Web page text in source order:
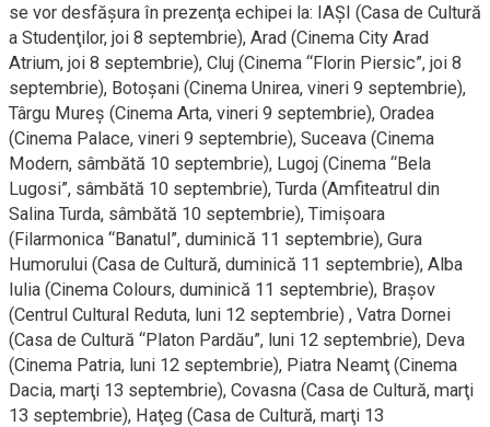
se vor desfăşura în prezenţa echipei la: IAŞI (Casa de Cultură
a Studenţilor, joi 8 septembrie), Arad (Cinema City Arad
Atrium, joi 8 septembrie), Cluj (Cinema “Florin Piersic”, joi 8
septembrie), Botoşani (Cinema Unirea, vineri 9 septembrie),
Târgu Mureş (Cinema Arta, vineri 9 septembrie), Oradea
(Cinema Palace, vineri 9 septembrie), Suceava (Cinema
Modern, sâmbătă 10 septembrie), Lugoj (Cinema “Bela
Lugosi”, sâmbătă 10 septembrie), Turda (Amfiteatrul din
Salina Turda, sâmbătă 10 septembrie), Timişoara
(Filarmonica “Banatul”, duminică 11 septembrie), Gura
Humorului (Casa de Cultură, duminică 11 septembrie), Alba
Iulia (Cinema Colours, duminică 11 septembrie), Braşov
(Centrul Cultural Reduta, luni 12 septembrie) , Vatra Dornei
(Casa de Cultură “Platon Pardău”, luni 12 septembrie), Deva
(Cinema Patria, luni 12 septembrie), Piatra Neamţ (Cinema
Dacia, marţi 13 septembrie), Covasna (Casa de Cultură, marţi
13 septembrie), Haţeg (Casa de Cultură, marţi 13